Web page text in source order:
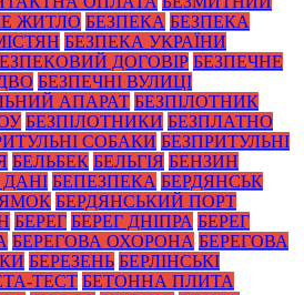
ЖИТЛО БЕЗПЕКА БЕЗПЕКА
БЕЗПЕКА УКРАЇНИ
ДОГОВІР БЕЗПЕЧНЕ
БЕЗПЕЧНІ ВУЛИЦІ
АПАРАТ БЕЗПІЛОТНИК
БЕЗПІЛОТНИКИ БЕЗПЛАТНО
СОБАКИ БЕЗПРИТУЛЬНІ
БЕЛЬБЕК БЕЛЬГІЯ БЕНЗИН
БЕПЕЗПЕКА БЕРДЯНСЬК
БЕРДЯНСЬКИЙ ПОРТ
БЕРЕГ БЕРЕГ ДНІПРА БЕРЕГ
БЕРЕГОВА ОХОРОНА БЕРЕГОВА
БЕРЕЗЕНЬ БЕРЛІНСЬКІ
ТЕСТ БЕТОННА ПЛИТА